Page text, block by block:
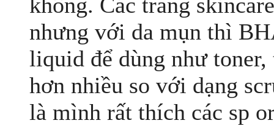
nhưng với da mụn thì
liquid để dùng như
hơn nhiều so với dạng
là mình rất thích các sp